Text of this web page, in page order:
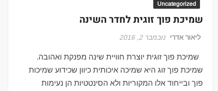
Uncategorized
שמיכת פוך זוגית לחדר השינה
ליאור אדרי נובמבר 2, 2016
שמיכת פוך זוגית יוצרת חוויית שינה מפנקת ואהובה.
שמיכת פוך זוג היא שמיכה איכותית כיוון שכידוע שמיכות
פוך ובייחוד אלו המקוריות ולא הסינטטיות הן נעימות